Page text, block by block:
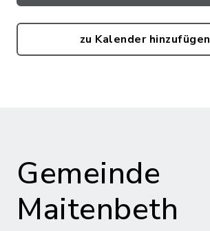
zu Kalender hinzufügen
Gemeinde
Maitenbeth